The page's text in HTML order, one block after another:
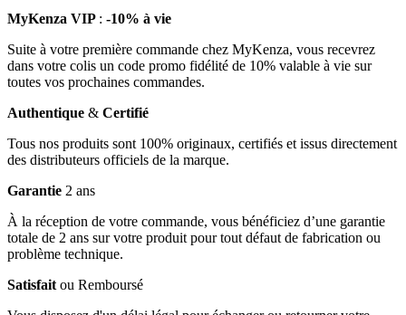
MyKenza VIP : -10% à vie
Suite à votre première commande chez MyKenza, vous recevrez
dans votre colis un code promo fidélité de 10% valable à vie sur
toutes vos prochaines commandes.
Authentique & Certifié
Tous nos produits sont 100% originaux, certifiés et issus directement
des distributeurs officiels de la marque.
Garantie 2 ans
À la réception de votre commande, vous bénéficiez d’une garantie
totale de 2 ans sur votre produit pour tout défaut de fabrication ou
problème technique.
Satisfait ou Remboursé